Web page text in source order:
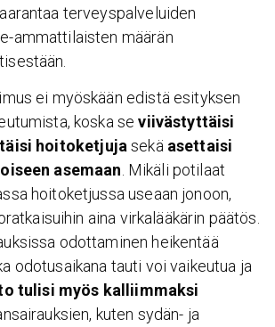
terveyspalveluiden
ammattilaisten määrän
ei myöskään edistä esityksen
koska seviivästyttäisi
hoitoketjuja sekä asettaisi
asemaan . Mikäli potilaat
hoitoketjussa useaan jonoon,
aina virkalääkärin päätös.
odottaminen heikentää
odotusaikana tauti voi vaikeutua ja
tulisi myös kalliimmaksi
kuten sydän- ja